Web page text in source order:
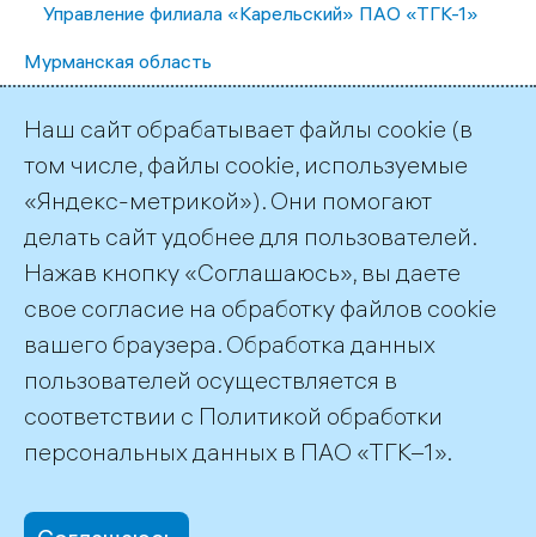
Управление филиала «Карельский» ПАО «ТГК-1»
Мурманская область
Каскад Туломских и Серебрянских ГЭС
Каскад Нивских ГЭС
Каскад Пазских ГЭС
Мурманская ТЭЦ
Управление филиала «Кольский»
©2026 ПАО «ТГК–1»
Наш сайт обрабатывает файлы cookie (в
том числе, файлы cookie, используемые
«Яндекс-метрикой»). Они помогают
делать сайт удобнее для пользователей.
Нажав кнопку «Соглашаюсь», вы даете
свое согласие на обработку файлов cookie
вашего браузера. Обработка данных
пользователей осуществляется в
соответствии с Политикой обработки
персональных данных в ПАО «ТГК–1».